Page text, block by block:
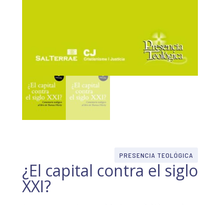
PRESENCIA TEOLÓGICA
¿El capital contra el siglo
XXI?